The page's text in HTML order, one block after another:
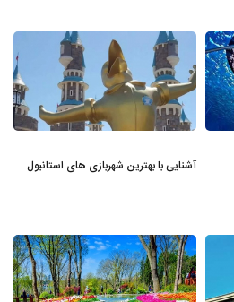
آشنایی با بهترین شهربازی های استانبول